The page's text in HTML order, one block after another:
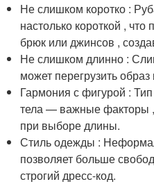
Не слишком коротко :
настолько короткой ,
брюк или джинсов ,
Не слишком длинно :
может перегрузить
Гармония с фигурой :
тела — важные факторы
при выборе длины.
Стиль одежды :
позволяет больше
строгий дресс-код.